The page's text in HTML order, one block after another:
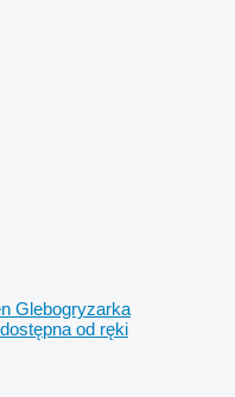
Glebogryzarka
od ręki